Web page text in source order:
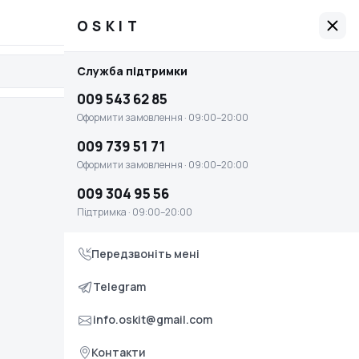
Графік роботи: 09:00–20:00
OSKIT
Головна
Оплата і доставка
Умови повернення та обміну
Контакти
Служба підтримки
Оформити замовлення · 09:00–20:00
009 739 51 71
Підтримка · 09:00–20:00
OSKIT
Служба підтримки
009 543 62 85
Оформити замовлення · 09:00–20:00
009 739 51 71
Оформити замовлення · 09:00–20:00
009 304 95 56
Підтримка · 09:00–20:00
Передзвоніть мені
Telegram
info.oskit@gmail.com
Контакти